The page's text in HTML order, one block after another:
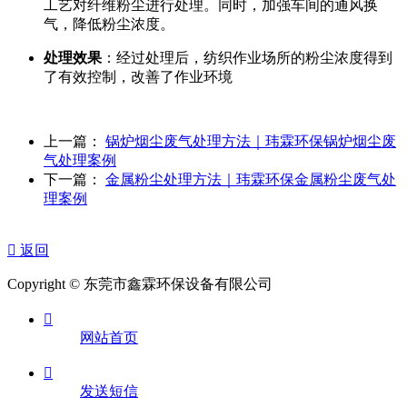
工艺对纤维粉尘进行处理。同时，加强车间的通风换
气，降低粉尘浓度。
处理效果 ：经过处理后，纺织作业场所的粉尘浓度得到
了有效控制，改善了作业环境
上一篇： 锅炉烟尘废气处理方法｜玮霖环保锅炉烟尘废
气处理案例
下一篇： 金属粉尘处理方法｜玮霖环保金属粉尘废气处
理案例
 返回
Copyright © 东莞市鑫霖环保设备有限公司

网站首页

发送短信